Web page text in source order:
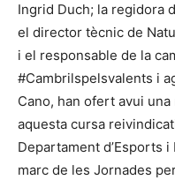
Ingrid Duch; la regidora
el director tècnic de
i el responsable de la
#Cambrilspelsvalents i
Cano, han ofert avui
aquesta cursa
Departament d’Esports
marc de les Jornades